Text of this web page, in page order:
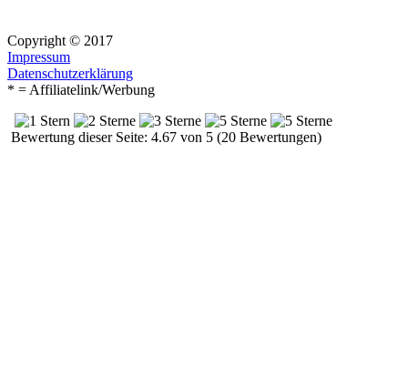
Copyright © 2017
Impressum
Datenschutzerklärung
* = Affiliatelink/Werbung
Bewertung dieser Seite: 4.67 von 5 (20 Bewertungen)